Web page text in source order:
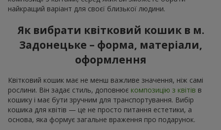
найкращий варіант для своєї близької людини.
Як вибрати квітковий кошик в м.
Задонецьке – форма, матеріали,
оформлення
Квітковий кошик має не менш важливе значення, ніж самі
рослини. Він задає стиль, доповнює композицію з квітів в
кошику і має бути зручним для транспортування. Вибір
кошика для квітів — це не просто питання естетики, а
основа, яка формує загальне враження про подарунок.